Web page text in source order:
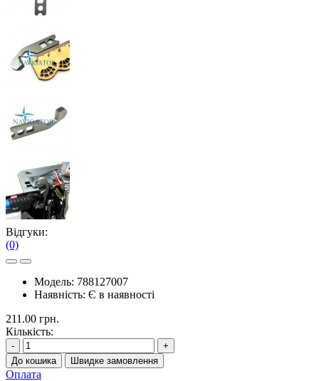
Відгуки:
(0)
Модель: 788127007
Наявність: Є в наявності
211.00 грн.
Кількість:
-
+
До кошика
Швидке замовлення
Оплата